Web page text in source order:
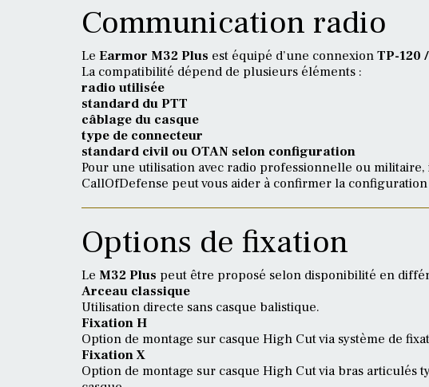
Communication radio
Le Earmor M32 Plus est équipé d’une connexionTP-120
La compatibilité dépend de plusieurs éléments :
radio utilisée
standard du PTT
câblage du casque
type de connecteur
standard civil ou OTAN selon configuration
Pour une utilisation avec radio professionnelle ou
CallOfDefense peut vous aider à confirmer la
Options de fixation
Le M32 Plus peut être proposé selon disponibilité en
Arceau classique
Utilisation directe sans casque balistique.
Fixation H
Option de montage sur casque High Cut via système de
Fixation X
Option de montage sur casque High Cut via bras